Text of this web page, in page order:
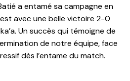
a entamé sa campagne en
avec une belle victoire 2-0
Un succès qui témoigne de
de notre équipe, face
dès l’entame du match.